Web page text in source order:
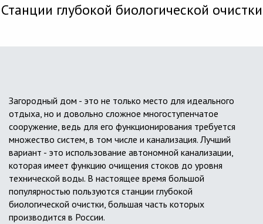
Станции глубокой биологической очистки
Загородный дом - это не только место для идеального
отдыха, но и довольно сложное многоступенчатое
сооружение, ведь для его функционирования требуется
множество систем, в том числе и канализация. Лучший
вариант - это использование автономной канализации,
которая имеет функцию очищения стоков до уровня
технической воды. В настоящее время большой
популярностью пользуются станции глубокой
биологической очистки, большая часть которых
производится в России.